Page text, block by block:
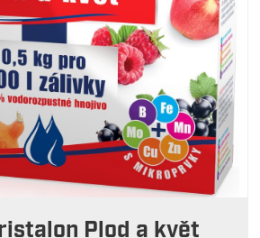
Plod a květ